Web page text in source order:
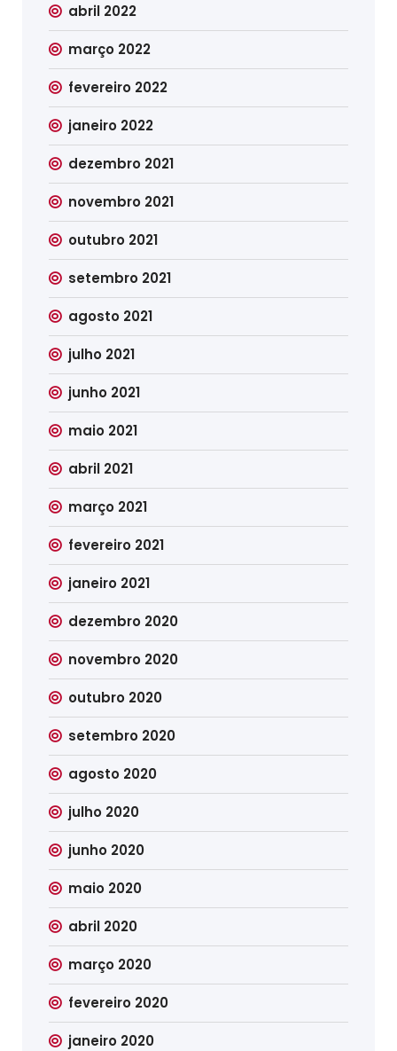
abril 2022
março 2022
fevereiro 2022
janeiro 2022
dezembro 2021
novembro 2021
outubro 2021
setembro 2021
agosto 2021
julho 2021
junho 2021
maio 2021
abril 2021
março 2021
fevereiro 2021
janeiro 2021
dezembro 2020
novembro 2020
outubro 2020
setembro 2020
agosto 2020
julho 2020
junho 2020
maio 2020
abril 2020
março 2020
fevereiro 2020
janeiro 2020